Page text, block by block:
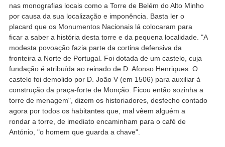
nas monografias locais como a Torre de Belém do Alto Minho
por causa da sua localização e imponência. Basta ler o
placard que os Monumentos Nacionais lá colocaram para
ficar a saber a história desta torre e da pequena localidade. "A
modesta povoação fazia parte da cortina defensiva da
fronteira a Norte de Portugal. Foi dotada de um castelo, cuja
fundação é atribuída ao reinado de D. Afonso Henriques. O
castelo foi demolido por D. João V (em 1506) para auxiliar à
construção da praça-forte de Monção. Ficou então sozinha a
torre de menagem", dizem os historiadores, desfecho contado
agora por todos os habitantes que, mal vêem alguém a
rondar a torre, de imediato encaminham para o café de
António, "o homem que guarda a chave".